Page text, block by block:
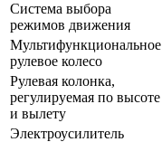
Система выбора
режимов движения
Мультифункциональное
рулевое колесо
Рулевая колонка,
регулируемая по высоте
и вылету
Электроусилитель